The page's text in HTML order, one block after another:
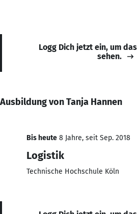
Logg Dich jetzt ein, um
sehen.
Ausbildung von Tanja Hannen
Bis heute 8 Jahre, seit Sep. 2018
Logistik
Technische Hochschule Köln